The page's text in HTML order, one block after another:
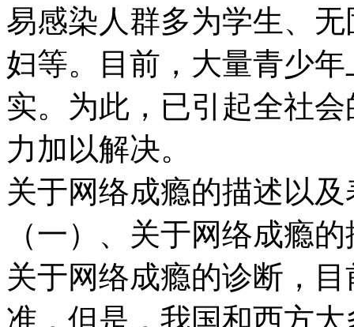
易感染人群多为学生、
妇等。目前，大量青少
实。为此，已引起全社
力加以解决。
关于网络成瘾的描述以
（一）、关于网络成瘾
关于网络成瘾的诊断，
准，但是，我国和西方